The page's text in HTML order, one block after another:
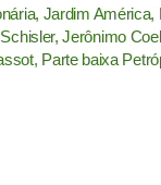
Jardim América,
Jerônimo
Parte baixa